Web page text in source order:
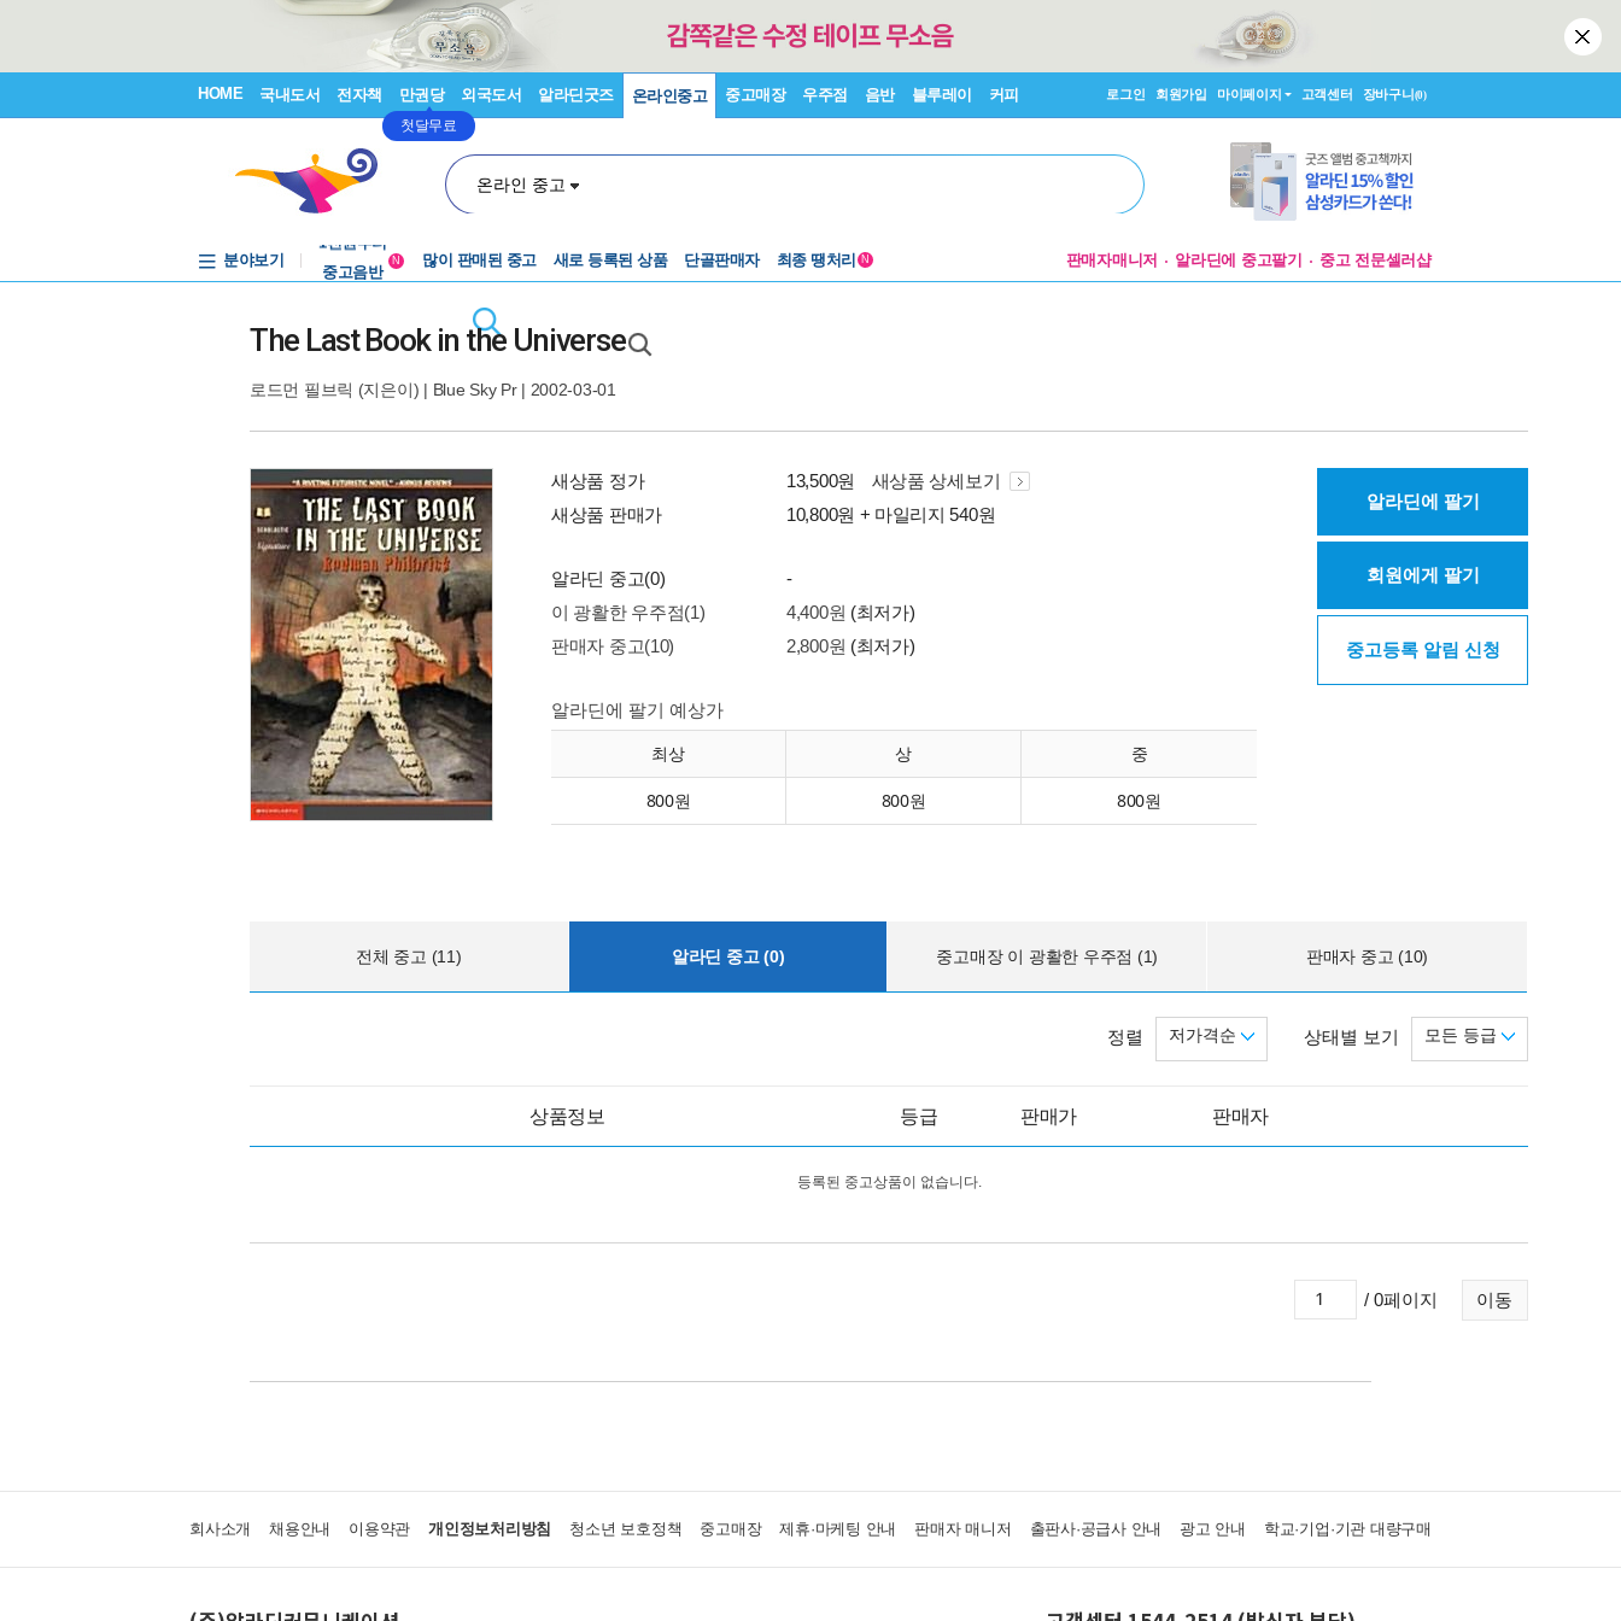
HOME 국내도서 전자책 만권당
첫달무료
외국도서 알라딘굿즈 온라인중고 중고매장 우주점 음반 블루레이 커피 로그인 회원가입 마이페이지 고객센터 장바구니(0)
온라인 중고
분야보기
중고음반
중고음반
N 많이 판매된 중고 새로 등록된 상품 단골판매자 최종 땡처리 N 판매자매니저 알라딘에 중고팔기 중고 전문셀러샵
The Last Book in the Universe
로드먼 필브릭 (지은이) | Blue Sky Pr| 2002-03-01
새상품 정가 13,500원
새상품 상세보기
새상품 판매가
10,800원 + 마일리지 540원
알라딘 중고(0)
-
이 광활한 우주점(1)
4,400원 (최저가)
판매자 중고(10)
2,800원 (최저가)
알라딘에 팔기 예상가
최상 상 중
800원 800원 800원
알라딘에 팔기
회원에게 팔기
중고등록 알림 신청
전체 중고 (11) 알라딘 중고 (0) 중고매장 이 광활한 우주점 (1) 판매자 중고 (10)
상태별 보기 모든 등급
정렬 저가격순
상품정보 등급 판매가 판매자
등록된 중고상품이 없습니다.
이동
/ 0페이지
회사소개 채용안내 이용약관 개인정보처리방침 청소년 보호정책 중고매장 제휴·마케팅 안내 판매자 매니저 출판사·공급사 안내 광고 안내 학교·기업·기관 대량구매